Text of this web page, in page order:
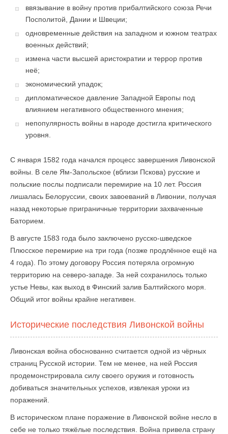
ввязывание в войну против прибалтийского союза Речи
Посполитой, Дании и Швеции;
одновременные действия на западном и южном театрах
военных действий;
измена части высшей аристократии и террор против
неё;
экономический упадок;
дипломатическое давление Западной Европы под
влиянием негативного общественного мнения;
непопулярность войны в народе достигла критического
уровня.
С января 1582 года начался процесс завершения Ливонской
войны. В селе Ям-Запольское (вблизи Пскова) русские и
польские послы подписали перемирие на 10 лет. Россия
лишалась Белоруссии, своих завоеваний в Ливонии, получая
назад некоторые приграничные территории захваченные
Баторием.
В августе 1583 года было заключено русско-шведское
Плюсское перемирие на три года (позже продлённое ещё на
4 года). По этому договору Россия потеряла огромную
территорию на северо-западе. За ней сохранилось только
устье Невы, как выход в Финский залив Балтийского моря.
Общий итог войны крайне негативен.
Исторические последствия Ливонской войны
Ливонская война обоснованно считается одной из чёрных
страниц Русской истории. Тем не менее, на ней Россия
продемонстрировала силу своего оружия и готовность
добиваться значительных успехов, извлекая уроки из
поражений.
В историческом плане поражение в Ливонской войне несло в
себе не только тяжёлые последствия. Война привела страну